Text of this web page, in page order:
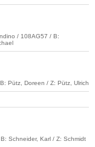
/ 108AG57 / B:
Pütz, Doreen / Z: Pütz, Ulrich
Schneider, Karl / Z: Schmidt